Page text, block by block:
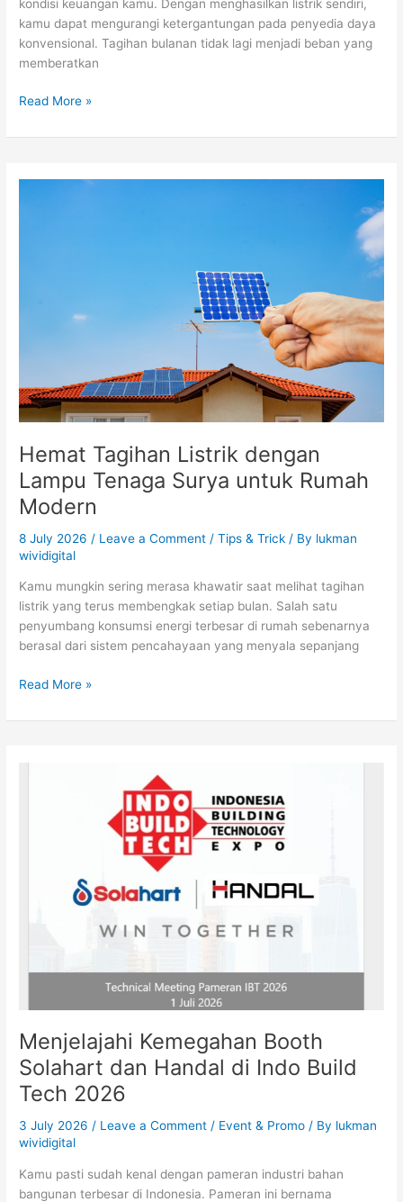
kondisi keuangan kamu. Dengan menghasilkan listrik sendiri,
kamu dapat mengurangi ketergantungan pada penyedia daya
konvensional. Tagihan bulanan tidak lagi menjadi beban yang
memberatkan
Read More »
Hemat Tagihan Listrik dengan
Lampu Tenaga Surya untuk Rumah
Modern
8 July 2026 / Leave a Comment /Tips & Trick / By lukman
wividigital
Kamu mungkin sering merasa khawatir saat melihat tagihan
listrik yang terus membengkak setiap bulan. Salah satu
penyumbang konsumsi energi terbesar di rumah sebenarnya
berasal dari sistem pencahayaan yang menyala sepanjang
Read More »
Menjelajahi Kemegahan Booth
Solahart dan Handal di Indo Build
Tech 2026
3 July 2026/ Leave a Comment / Event & Promo / By lukman
wividigital
Kamu pasti sudah kenal dengan pameran industri bahan
bangunan terbesar di Indonesia. Pameran ini bernama
2026